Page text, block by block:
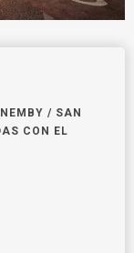
/ SAN
CON EL